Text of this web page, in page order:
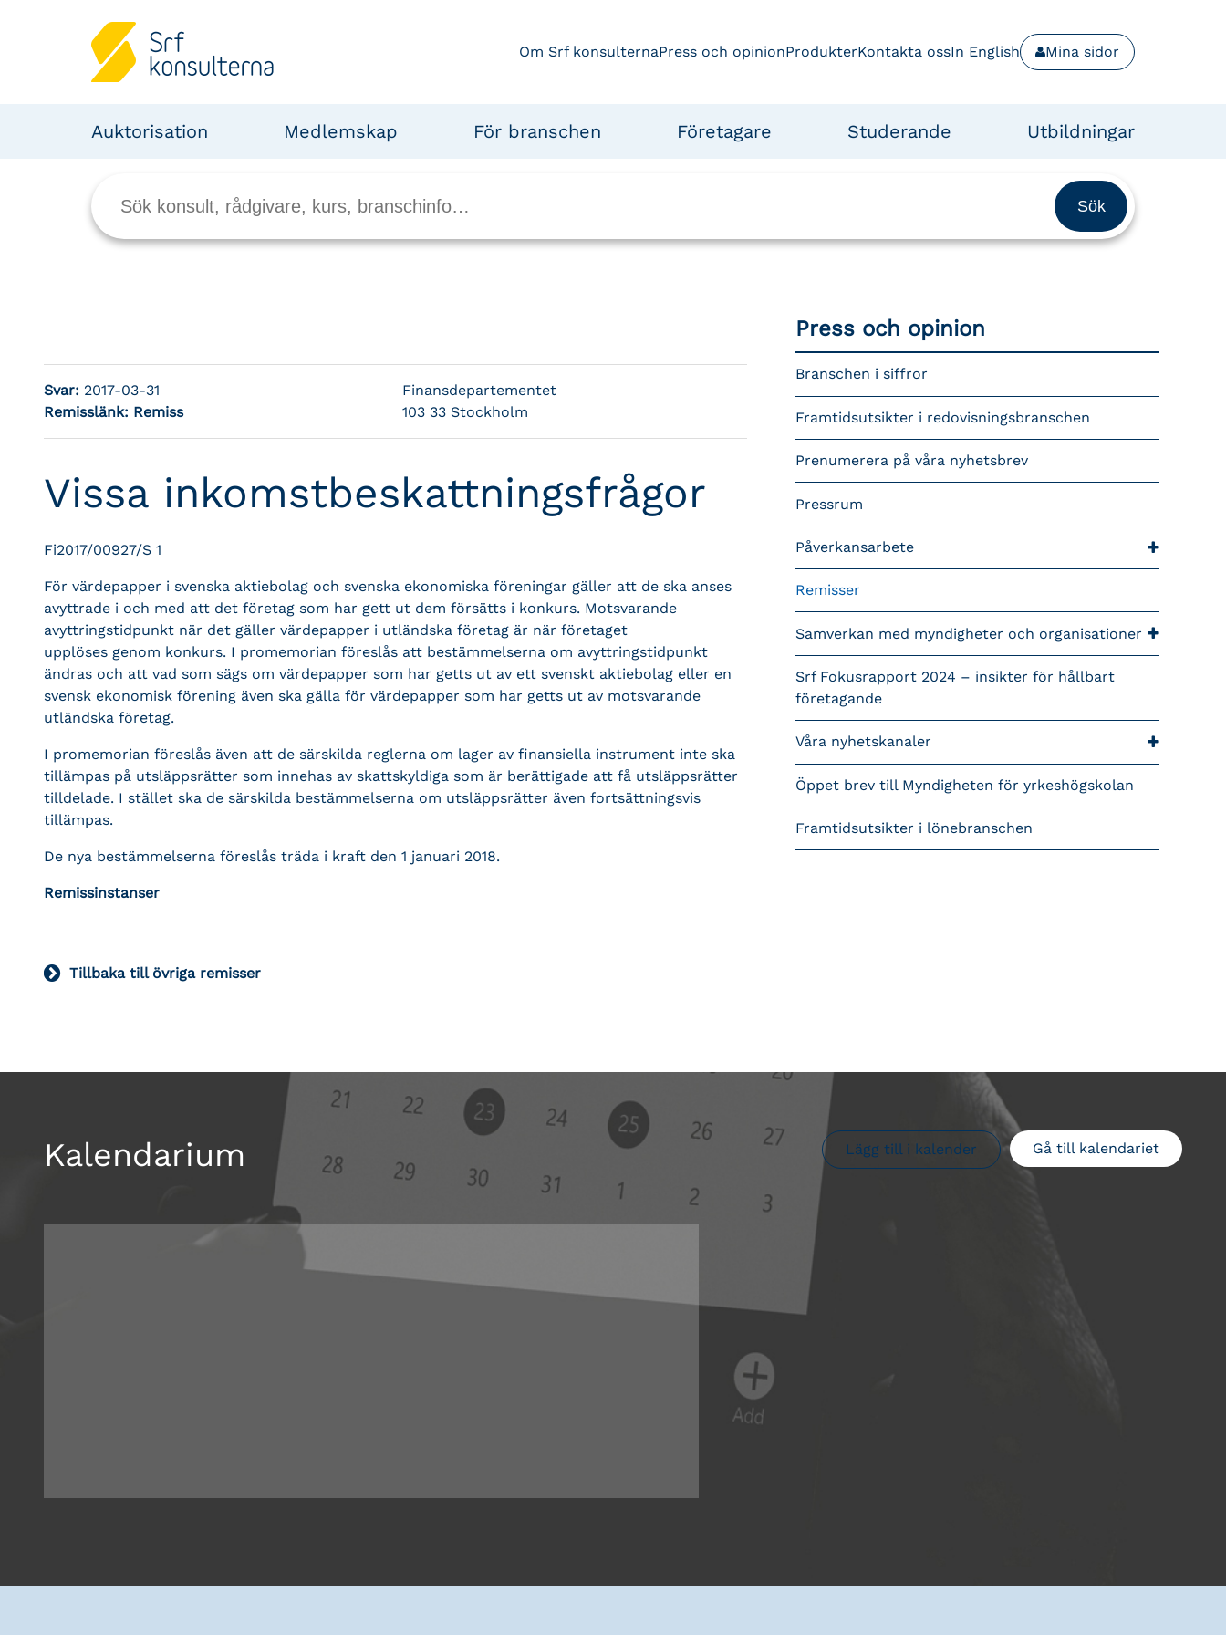
Om Srf konsulternaPress och opinionProdukterKontakta ossIn English Mina sidor
Auktorisation Medlemskap För branschen Företagare Studerande Utbildningar
Svar: 2017-03-31
Remisslänk: Remiss
Finansdepartementet
103 33 Stockholm
Vissa inkomstbeskattningsfrågor
Fi2017/00927/S 1
För värdepapper i svenska aktiebolag och svenska ekonomiska föreningar gäller att de ska anses
avyttrade i och med att det företag som har gett ut dem försätts i konkurs. Motsvarande
avyttringstidpunkt när det gäller värdepapper i utländska företag är när företaget
upplöses genom konkurs. I promemorian föreslås att bestämmelserna om avyttringstidpunkt
ändras och att vad som sägs om värdepapper som har getts ut av ett svenskt aktiebolag eller en
svensk ekonomisk förening även ska gälla för värdepapper som har getts ut av motsvarande
utländska företag.
I promemorian föreslås även att de särskilda reglerna om lager av finansiella instrument inte ska
tillämpas på utsläppsrätter som innehas av skattskyldiga som är berättigade att få utsläppsrätter
tilldelade. I stället ska de särskilda bestämmelserna om utsläppsrätter även fortsättningsvis
tillämpas.
De nya bestämmelserna föreslås träda i kraft den 1 januari 2018.
Remissinstanser
Tillbaka till övriga remisser
Press och opinion
Branschen i siffror
Framtidsutsikter i redovisningsbranschen
Prenumerera på våra nyhetsbrev
Pressrum
Påverkansarbete
Remisser
Samverkan med myndigheter och organisationer
Srf Fokusrapport 2024 – insikter för hållbart
företagande
Våra nyhetskanaler
Öppet brev till Myndigheten för yrkeshögskolan
Framtidsutsikter i lönebranschen
Kalendarium Gå till kalendariet
Lägg till i kalender